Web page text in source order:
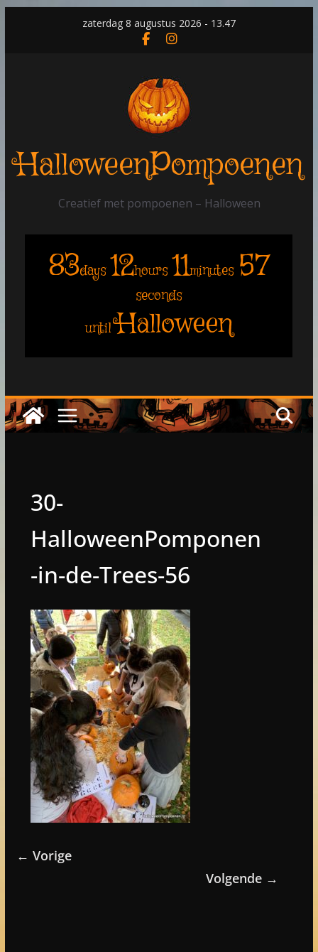
zaterdag 8 augustus 2026 - 13.47
HalloweenPompoenen
Creatief met pompoenen – Halloween
83days 12hours 11minutes 56
seconds
until Halloween
30-
HalloweenPomponen
-in-de-Trees-56
← Vorige
Volgende →